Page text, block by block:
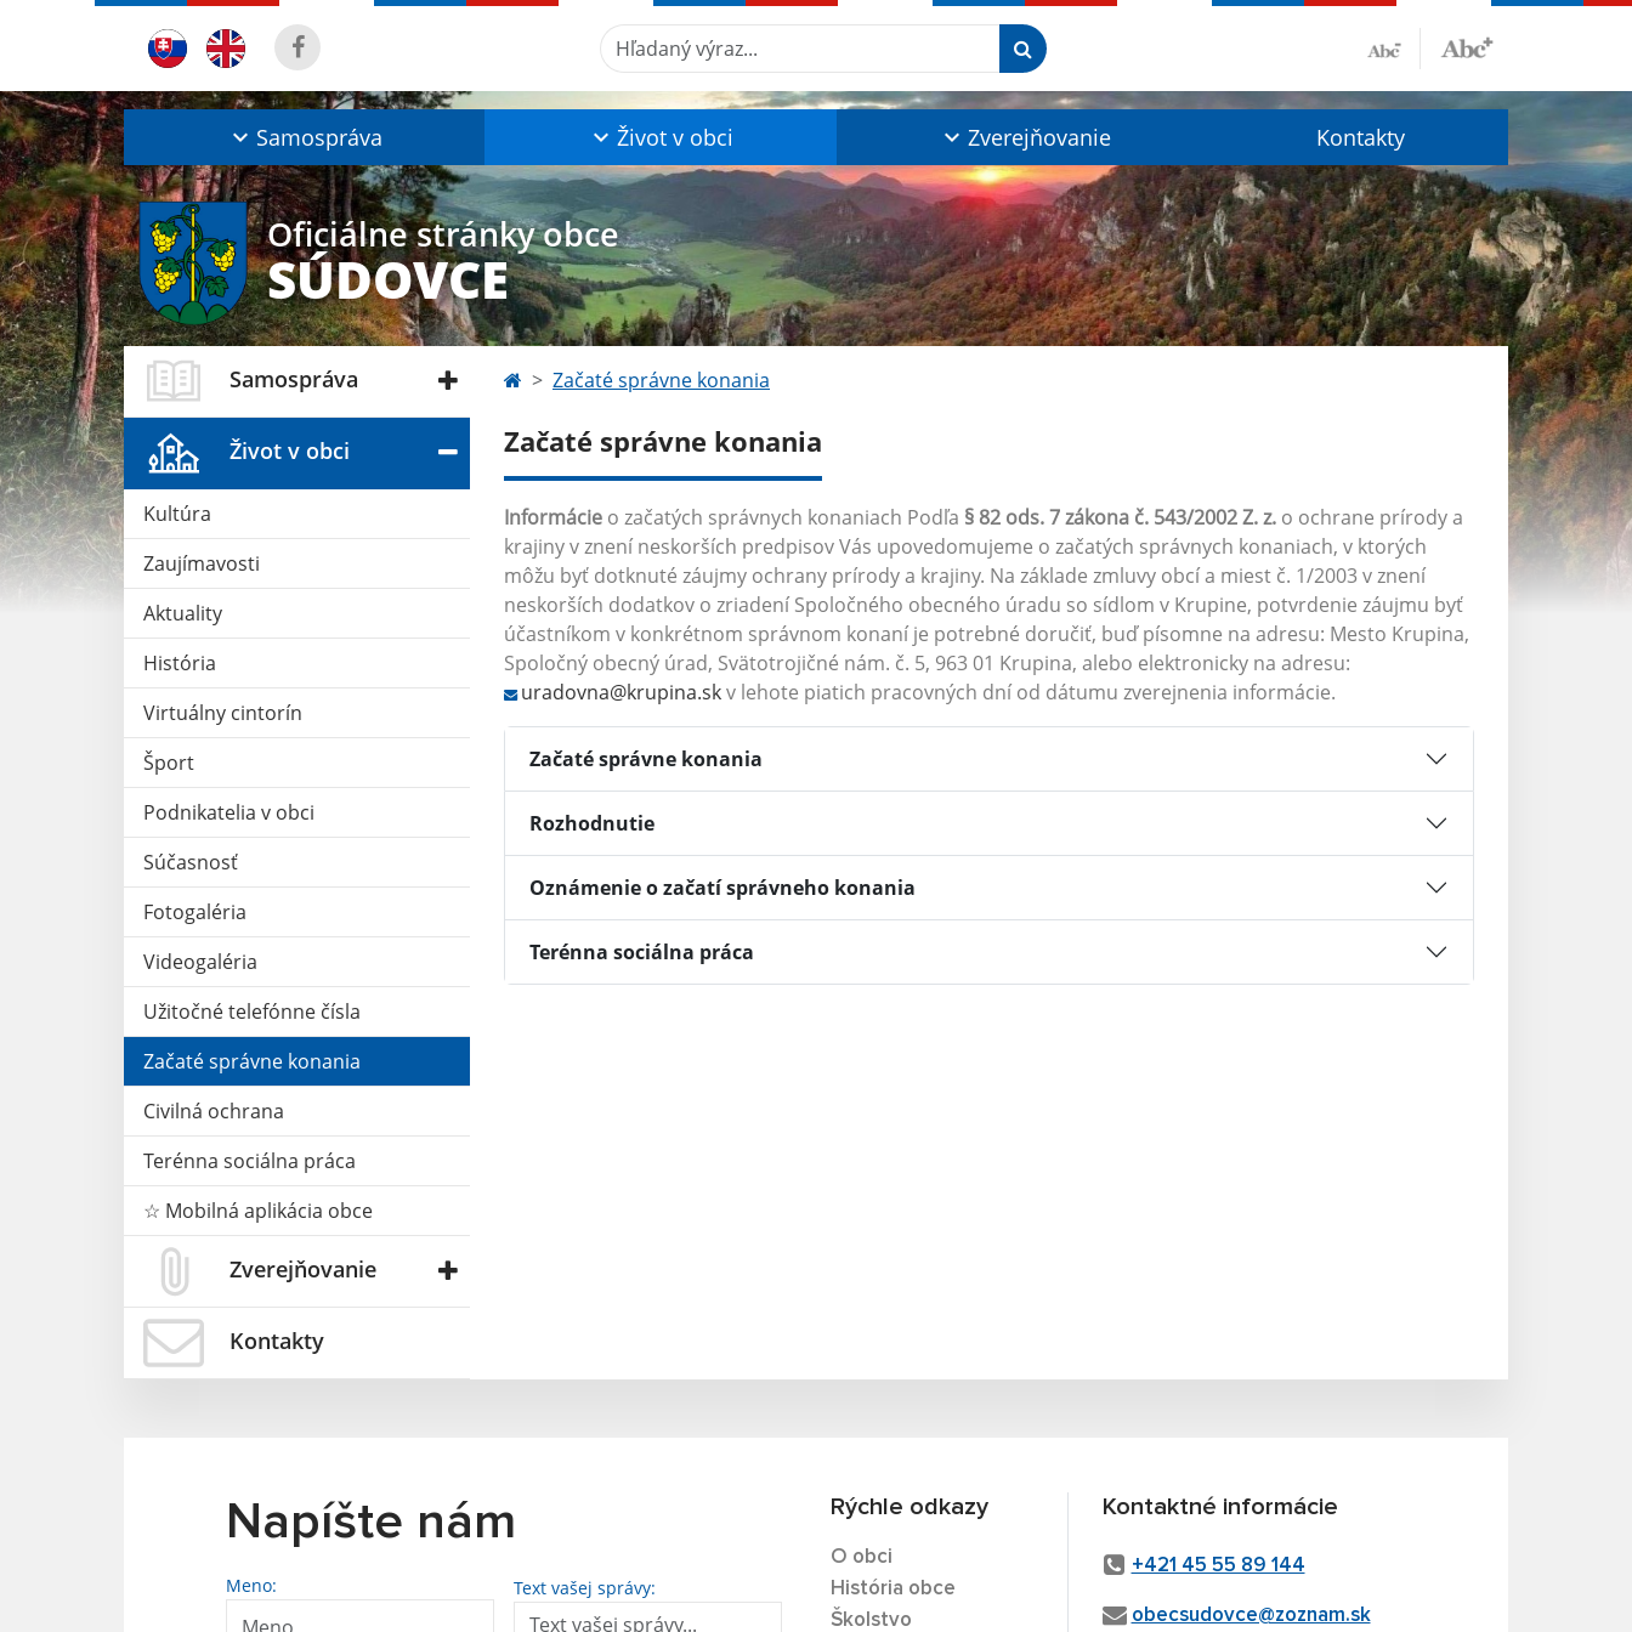
Hľadaný výraz...
Samospráva Život v obci Zverejňovanie Kontakty
Oficiálne stránky obce
SÚDOVCE
Samospráva
Život v obci
Kultúra
Zaujímavosti
Aktuality
História
Virtuálny cintorín
Šport
Podnikatelia v obci
Súčasnosť
Fotogaléria
Videogaléria
Užitočné telefónne čísla
Začaté správne konania
Civilná ochrana
Terénna sociálna práca
☆ Mobilná aplikácia obce
Zverejňovanie
Kontakty
Začaté správne konania
Začaté správne konania
Informácie o začatých správnych konaniach Podľa § 82 ods. 7 zákona č. 543/2002 Z. z. o ochrane prírody a
krajiny v znení neskorších predpisov Vás upovedomujeme o začatých správnych konaniach, v ktorých
môžu byť dotknuté záujmy ochrany prírody a krajiny. Na základe zmluvy obcí a miest č. 1/2003 v znení
neskorších dodatkov o zriadení Spoločného obecného úradu so sídlom v Krupine, potvrdenie záujmu byť
účastníkom v konkrétnom správnom konaní je potrebné doručiť, buď písomne na adresu: Mesto Krupina,
Spoločný obecný úrad, Svätotrojičné nám. č. 5, 963 01 Krupina, alebo elektronicky na adresu:
uradovna@krupina.skv lehote piatich pracovných dní od dátumu zverejnenia informácie.
Začaté správne konania
Rozhodnutie
Oznámenie o začatí správneho konania
Terénna sociálna práca
Napíšte nám
Meno: Text vašej správy:
Rýchle odkazy
O obci
História obce
Školstvo
Kontaktné informácie
+421 45 55 89 144
obecsudovce@zoznam.sk